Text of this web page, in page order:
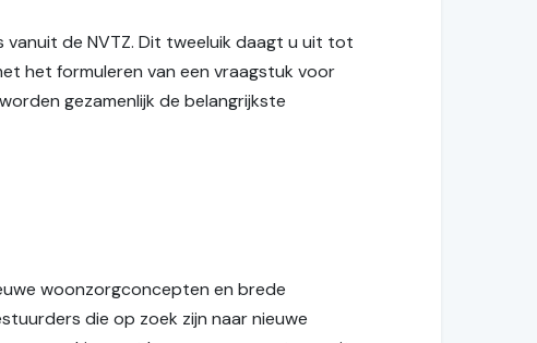
de NVTZ. Dit tweeluik daagt u uit tot
het formuleren van een vraagstuk voor
gezamenlijk de belangrijkste
woonzorgconcepten en brede
die op zoek zijn naar nieuwe